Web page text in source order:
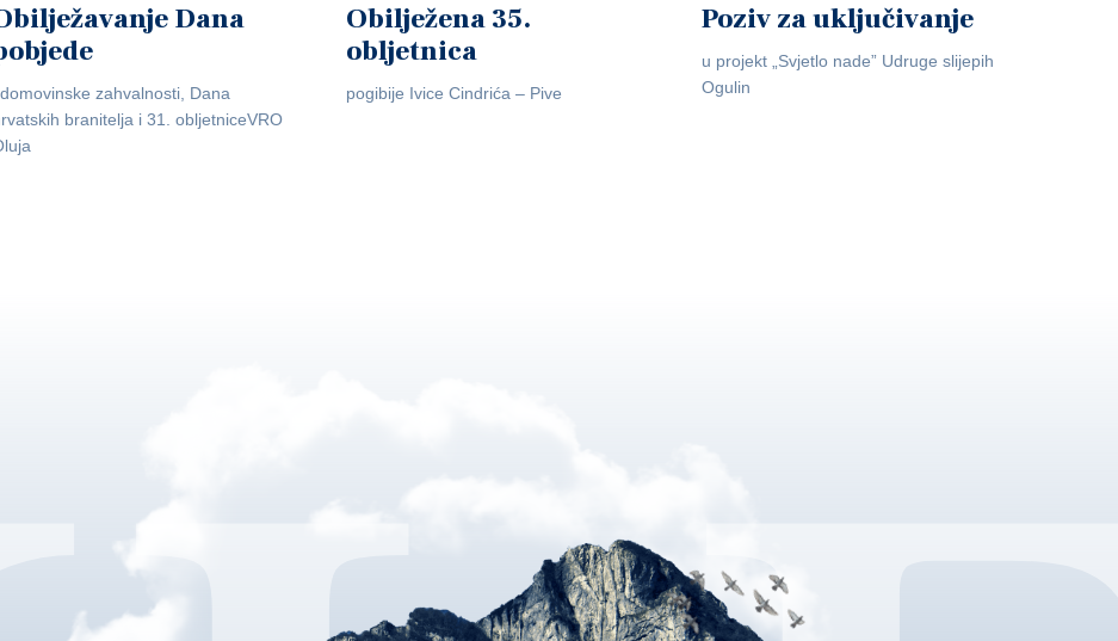
Dana
zahvalnosti, Dana
branitelja i 31. obljetniceVRO
Obilježena 35.
obljetnica
pogibije Ivice Cindrića – Pive
Poziv za uključivanje
u projekt „Svjetlo nade” Udruge slijepih
Ogulin